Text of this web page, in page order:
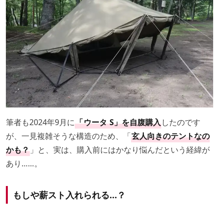
筆者も2024年9月に「ウータS」を自腹購入したのです
が、一見複雑そうな構造のため、「玄人向きのテントなの
かも？ 」と、実は、購入前にはかなり悩んだという経緯が
あり……。
もしや薪スト入れられる…？